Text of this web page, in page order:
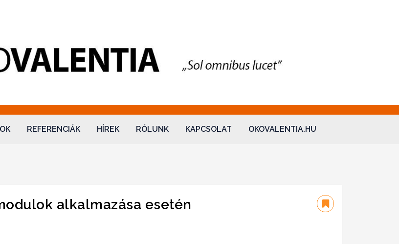
REFERENCIÁK HÍREK RÓLUNK KAPCSOLAT OKOVALENTIA.HU
alkalmazása esetén